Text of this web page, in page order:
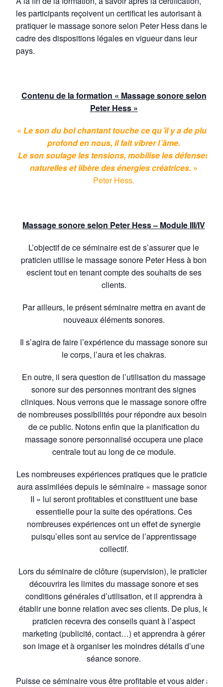
les participants reçoivent un certificat les autorisant à
pratiquer le massage sonore selon Peter Hess dans le
cadre des dispositions légales en vigueur dans leur
pays.
Contenu de la formation « Massage sonore selon
Peter Hess »
« Le son du bol chantant touche ce qu´il y a de plus
profond en nous, il fait vibrer l´âme.
Le son soulage les tensions, mobilise les défenses
naturelles et libère des énergies créatrices. »
Peter Hess.
Massage sonore selon Peter Hess – Module III/IV
L’objectif de ce séminaire est de s’assurer que le
praticien utilise le massage sonore Peter Hess à bon
escient tout en tenant compte des souhaits de ses
clients.
Par ailleurs, le présent séminaire mettra en avant de
nouveaux éléments sonores.
Il s’agira de faire l’expérience du massage sonore sur
le corps, l’aura et les chakras.
En outre, il sera question de l’utilisation du massage
sonore sur des personnes montrant des signes
cliniques. Nous verrons que le massage sonore offre
de nombreuses possibilités pour répondre aux besoins
de ce public. Notons enfin que la planification du
massage sonore personnalisé occupera une place
centrale tout au long de ce module.
Les nombreuses expériences pratiques que le praticien
aura assimilées depuis le séminaire « massage sonore
II » lui seront profitables et constituent une base
essentielle pour la suite des opérations. Ces
nombreuses expériences ont un effet de synergie
puisqu’elles sont au service de l’apprentissage
collectif.
Lors du séminaire de clôture (supervision), le praticien
découvrira les limites du massage sonore et ses
conditions générales d’utilisation, et il apprendra à
établir une bonne relation avec ses clients. De plus, le
praticien recevra des conseils quant à l’aspect
marketing (publicité, contact…) et apprendra à gérer
son image et à organiser les moindres détails d’une
séance sonore.
Puisse ce séminaire vous être profitable et vous aider à